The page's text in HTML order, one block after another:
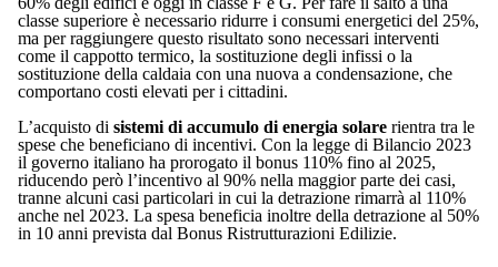
classe superiore è necessario ridurre i consumi energetici del 25%,
ma per raggiungere questo risultato sono necessari interventi
come il cappotto termico, la sostituzione degli infissi o la
sostituzione della caldaia con una nuova a condensazione, che
comportano costi elevati per i cittadini.
L’acquisto di sistemi di accumulo di energia solare rientra tra le
spese che beneficiano di incentivi. Con la legge di Bilancio 2023
il governo italiano ha prorogato il bonus 110% fino al 2025,
riducendo però l’incentivo al 90% nella maggior parte dei casi,
tranne alcuni casi particolari in cui la detrazione rimarrà al 110%
anche nel 2023. La spesa beneficia inoltre della detrazione al 50%
in 10 anni prevista dal Bonus Ristrutturazioni Edilizie.